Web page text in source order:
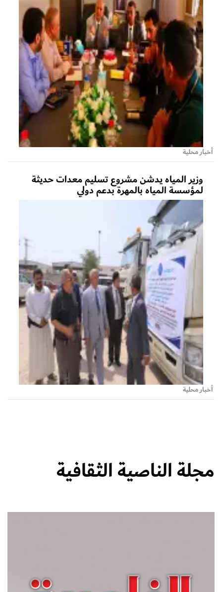
أخبار محلية
وزير المياه يدشن مشروع تسليم معدات حديثة
لمؤسسة المياه بالمهرة بدعم دولي
أخبار محلية
مجلة الناصية الثقافية